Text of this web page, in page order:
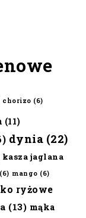
chorizo (6)
(11)
dynia (22)
kasza jaglana
(6) mango (6)
ryżowe
(13) mąka